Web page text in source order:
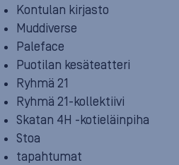
Kontulan kirjasto
Muddiverse
Paleface
Puotilan kesäteatteri
Ryhmä 21
Ryhmä 21-kollektiivi
Skatan 4H -kotieläinpiha
Stoa
tapahtumat